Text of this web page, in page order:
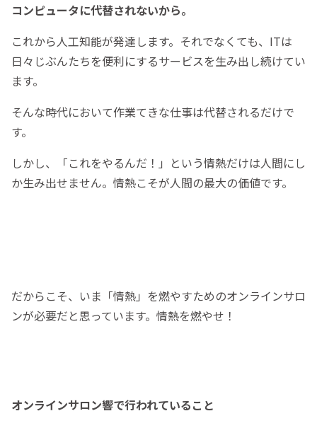
コンピュータに代替されないから。
これから人工知能が発達します。それでなくても、ITは
日々じぶんたちを便利にするサービスを生み出し続けてい
ます。
そんな時代において作業てきな仕事は代替されるだけで
す。
しかし、「これをやるんだ！」という情熱だけは人間にし
か生み出せません。情熱こそが人間の最大の価値です。
だからこそ、いま「情熱」を燃やすためのオンラインサロ
ンが必要だと思っています。情熱を燃やせ！
オンラインサロン響で行われていること